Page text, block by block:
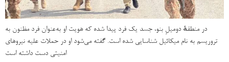
در منطقهٔ دومیلِ بنو، جسد یک فرد پیدا شده که هویت او به‌عنوان فرد مظنون به
تروریسم به نام میکائیل شناسایی شده است. گفته می‌شود او در حملات علیه نیروهای
امنیتی دست داشته است